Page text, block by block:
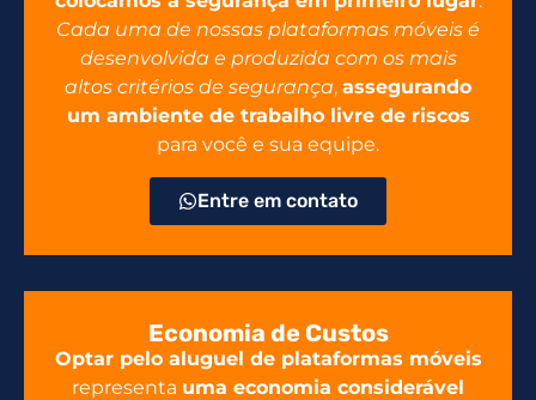
Cada uma de nossas plataformas móveis é
desenvolvida e produzida com os mais
altos critérios de segurança, assegurando
um ambiente de trabalho livre de riscos
para você e sua equipe.
Entre em contato
Economia de Custos
Optar pelo aluguel de plataformas móveis
representa uma economia considerável